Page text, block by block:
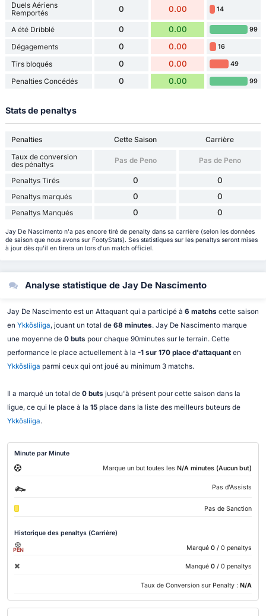
Duels Aériens
Remportés
0 0.00 14
A été Dribblé 0 0.00 99
Dégagements 0 0.00 16
Tirs bloqués 0 0.00 49
Penalties Concédés 0 0.00 99
Stats de penaltys
Penalties Cette Saison
Carrière
Taux de conversion
des pénaltys
Pas de Peno Pas de Peno
Penaltys Tirés 0 0
Penaltys marqués 0 0
Penaltys Manqués 0 0
Jay De Nascimento n'a pas encore tiré de penalty dans sa carrière (selon les données
de saison que nous avons sur FootyStats). Ses statistiques sur les penaltys seront mises
à jour dès qu'il en tirera un lors d'un match officiel.
Analyse statistique de Jay De Nascimento
Jay De Nascimento est un Attaquant qui a participé à 6 matchs cette saison
en Ykkösliiga, jouant un total de 68 minutes. Jay De Nascimento marque
une moyenne de 0 buts pour chaque 90minutes sur le terrain. Cette
performance le place actuellement à la -1 sur 170 place d'attaquanten
Ykkösliiga parmi ceux qui ont joué au minimum 3 matchs.
Il a marqué un total de 0 buts jusqu'à présent pour cette saison dans la
ligue, ce qui le place à la 15place dans la liste des meilleurs buteurs de
Ykkösliiga.
Minute par Minute
Marque un but toutes les N/A minutes (Aucun but)
Pas d'Assists
Pas de Sanction
Historique des penaltys (Carrière)
PEN Marqué 0 / 0 penaltys
Manqué 0 / 0 penaltys
Taux de Conversion sur Penalty : N/A